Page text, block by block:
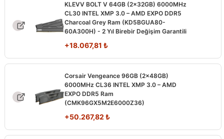
KLEVV BOLT V 64GB (2x32GB) 6000MHz
CL30 INTEL XMP 3.0 – AMD EXPO DDR5
Charcoal Grey Ram (KD5BGUA80-
60A300H) - 2 Yıl Birebir Değişim Garantili
+18.067,81 ₺
Corsair Vengeance 96GB (2x48GB)
6000MHz CL36 INTEL XMP 3.0 – AMD
EXPO DDR5 Ram
(CMK96GX5M2E6000Z36)
+50.267,82 ₺